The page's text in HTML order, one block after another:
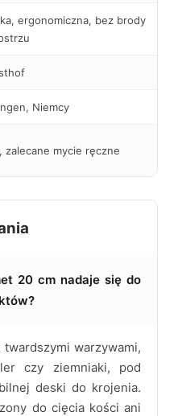
ergonomiczna, bez brody
Niemcy
zalecane mycie ręczne
20 cm nadaje się do
warzywami,
czy ziemniaki, pod
deski do krojenia.
do cięcia kości ani